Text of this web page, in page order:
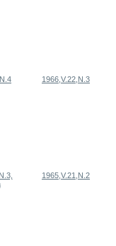
1966,V.22,N.3
1965,V.21,N.2